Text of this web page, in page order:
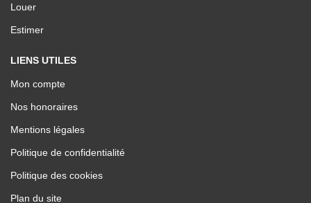
Louer
Estimer
LIENS UTILES
Mon compte
Nos honoraires
Mentions légales
Politique de confidentialité
Politique des cookies
Plan du site